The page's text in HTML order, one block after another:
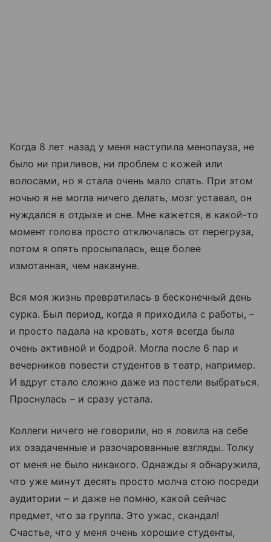
Когда 8 лет назад у меня наступила менопауза, не
было ни приливов, ни проблем с кожей или
волосами, но я стала очень мало спать. При этом
ночью я не могла ничего делать, мозг уставал, он
нуждался в отдыхе и сне. Мне кажется, в какой-то
момент голова просто отключалась от перегруза,
потом я опять просыпалась, еще более
измотанная, чем накануне.
Вся моя жизнь превратилась в бесконечный день
сурка. Был период, когда я приходила с работы, –
и просто падала на кровать, хотя всегда была
очень активной и бодрой. Могла после 6 пар и
вечерников повести студентов в театр, например.
И вдруг стало сложно даже из постели выбраться.
Проснулась – и сразу устала.
Коллеги ничего не говорили, но я ловила на себе
их озадаченные и разочарованные взгляды. Толку
от меня не было никакого. Однажды я обнаружила,
что уже минут десять просто молча стою посреди
аудитории – и даже не помню, какой сейчас
предмет, что за группа. Это ужас, скандал!
Счастье, что у меня очень хорошие студенты,